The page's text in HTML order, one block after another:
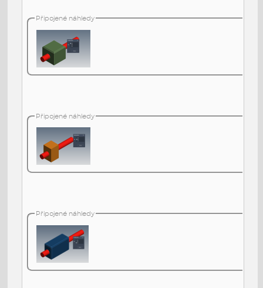
Připojené náhledy
Připojené náhledy
Připojené náhledy